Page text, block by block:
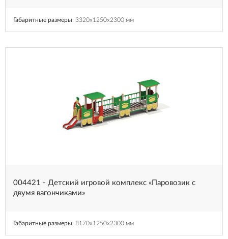
Габаритные размеры: 3320x1250x2300 мм
004421 - Детский игровой комплекс «Паровозик с
двумя вагончиками»
Габаритные размеры: 8170x1250x2300 мм